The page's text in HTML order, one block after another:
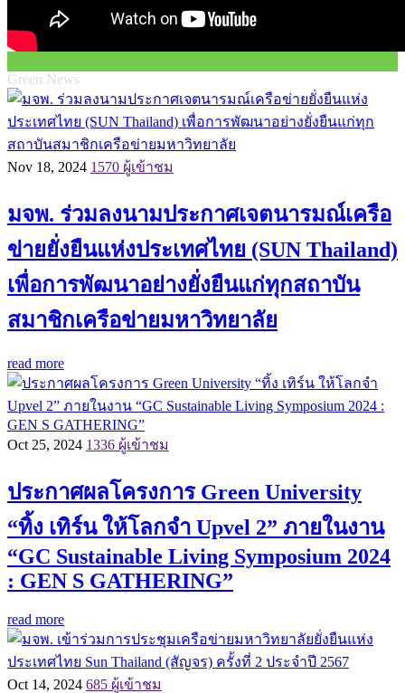
Green News
Nov 18, 2024 1570 ผู้เข้าชม
มจพ. ร่วมลงนามประกาศเจตนารมณ์เครือ
ข่ายยั่งยืนแห่งประเทศไทย (SUN Thailand)
เพื่อการพัฒนาอย่างยั่งยืนแก่ทุกสถาบัน
สมาชิกเครือข่ายมหาวิทยาลัย
read more
Oct 25, 2024 1336 ผู้เข้าชม
ประกาศผลโครงการ Green University
“ทิ้ง เทิร์น ให้โลกจำ Upvel 2” ภายในงาน
“GC Sustainable Living Symposium 2024
: GEN S GATHERING”
read more
Oct 14, 2024 685 ผู้เข้าชม